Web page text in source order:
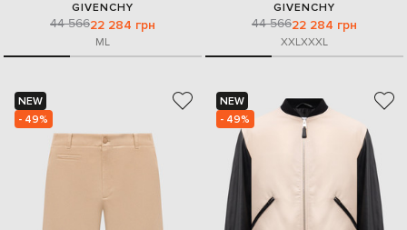
GIVENCHY
44 56622 284 грн
ML
GIVENCHY
44 56622 284 грн
XXLXXXL
NEW
- 49%
NEW
- 49%